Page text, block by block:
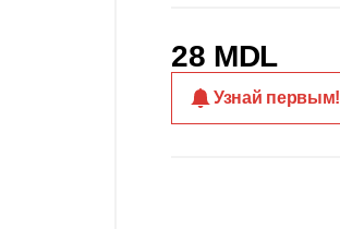
28 MDL
Узнай первым!